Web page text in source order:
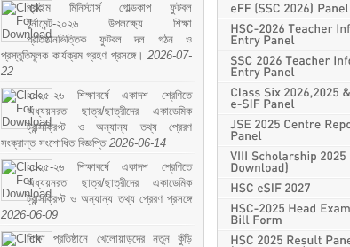
প্রাইম মিনিস্টার্স গোল্ডকাপ ফুটবল
টুর্নামেন্ট-২০২৬ উপলক্ষ্যে শিক্ষা
প্রতিষ্ঠানভিত্তিক ফুটবল দল গঠন ও
প্রস্তুতিমূলক কার্যক্রম গ্রহণ প্রসঙ্গে। 2026-07-
22
২০২৫-২৬ শিক্ষাবর্ষে একাদশ শ্রেণিতে
অধ্যয়নরত ছাত্র/ছাত্রীদের একাডেমিক
ট্রান্সক্রিপ্ট ও অন্যান্য তথ্য প্রেরণ
সংক্রান্ত সংশোধিত বিজ্ঞপ্তি 2026-06-14
২০২৫-২৬ শিক্ষাবর্ষে একাদশ শ্রেণিতে
অধ্যয়নরত ছাত্র/ছাত্রীদের একাডেমিক
ট্রান্সক্রিপ্ট ও অন্যান্য তথ্য প্রেরণ প্রসঙ্গে
2026-06-09
শিক্ষা প্রতিষ্ঠানে খেলোয়াড়দের নতুন কুঁড়ি